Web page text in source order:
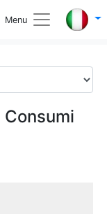
Menu
Consumi